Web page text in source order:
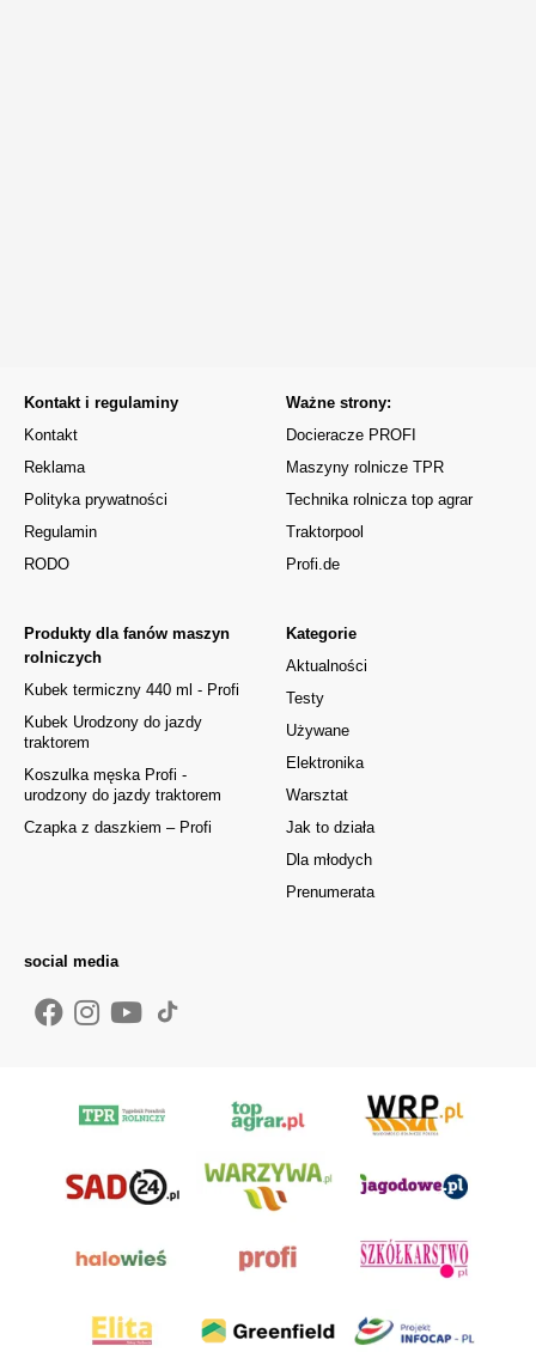
Kontakt i regulaminy
Kontakt
Reklama
Polityka prywatności
Regulamin
RODO
Kategorie
Aktualności
Testy
Używane
Elektronika
Warsztat
Jak to działa
Dla młodych
Prenumerata
Produkty dla fanów maszyn
rolniczych
Kubek termiczny 440 ml - Profi
Kubek Urodzony do jazdy
traktorem
Koszulka męska Profi -
urodzony do jazdy traktorem
Czapka z daszkiem – Profi
Ważne strony:
Docieracze PROFI
Maszyny rolnicze TPR
Technika rolnicza top agrar
Traktorpool
Profi.de
social media